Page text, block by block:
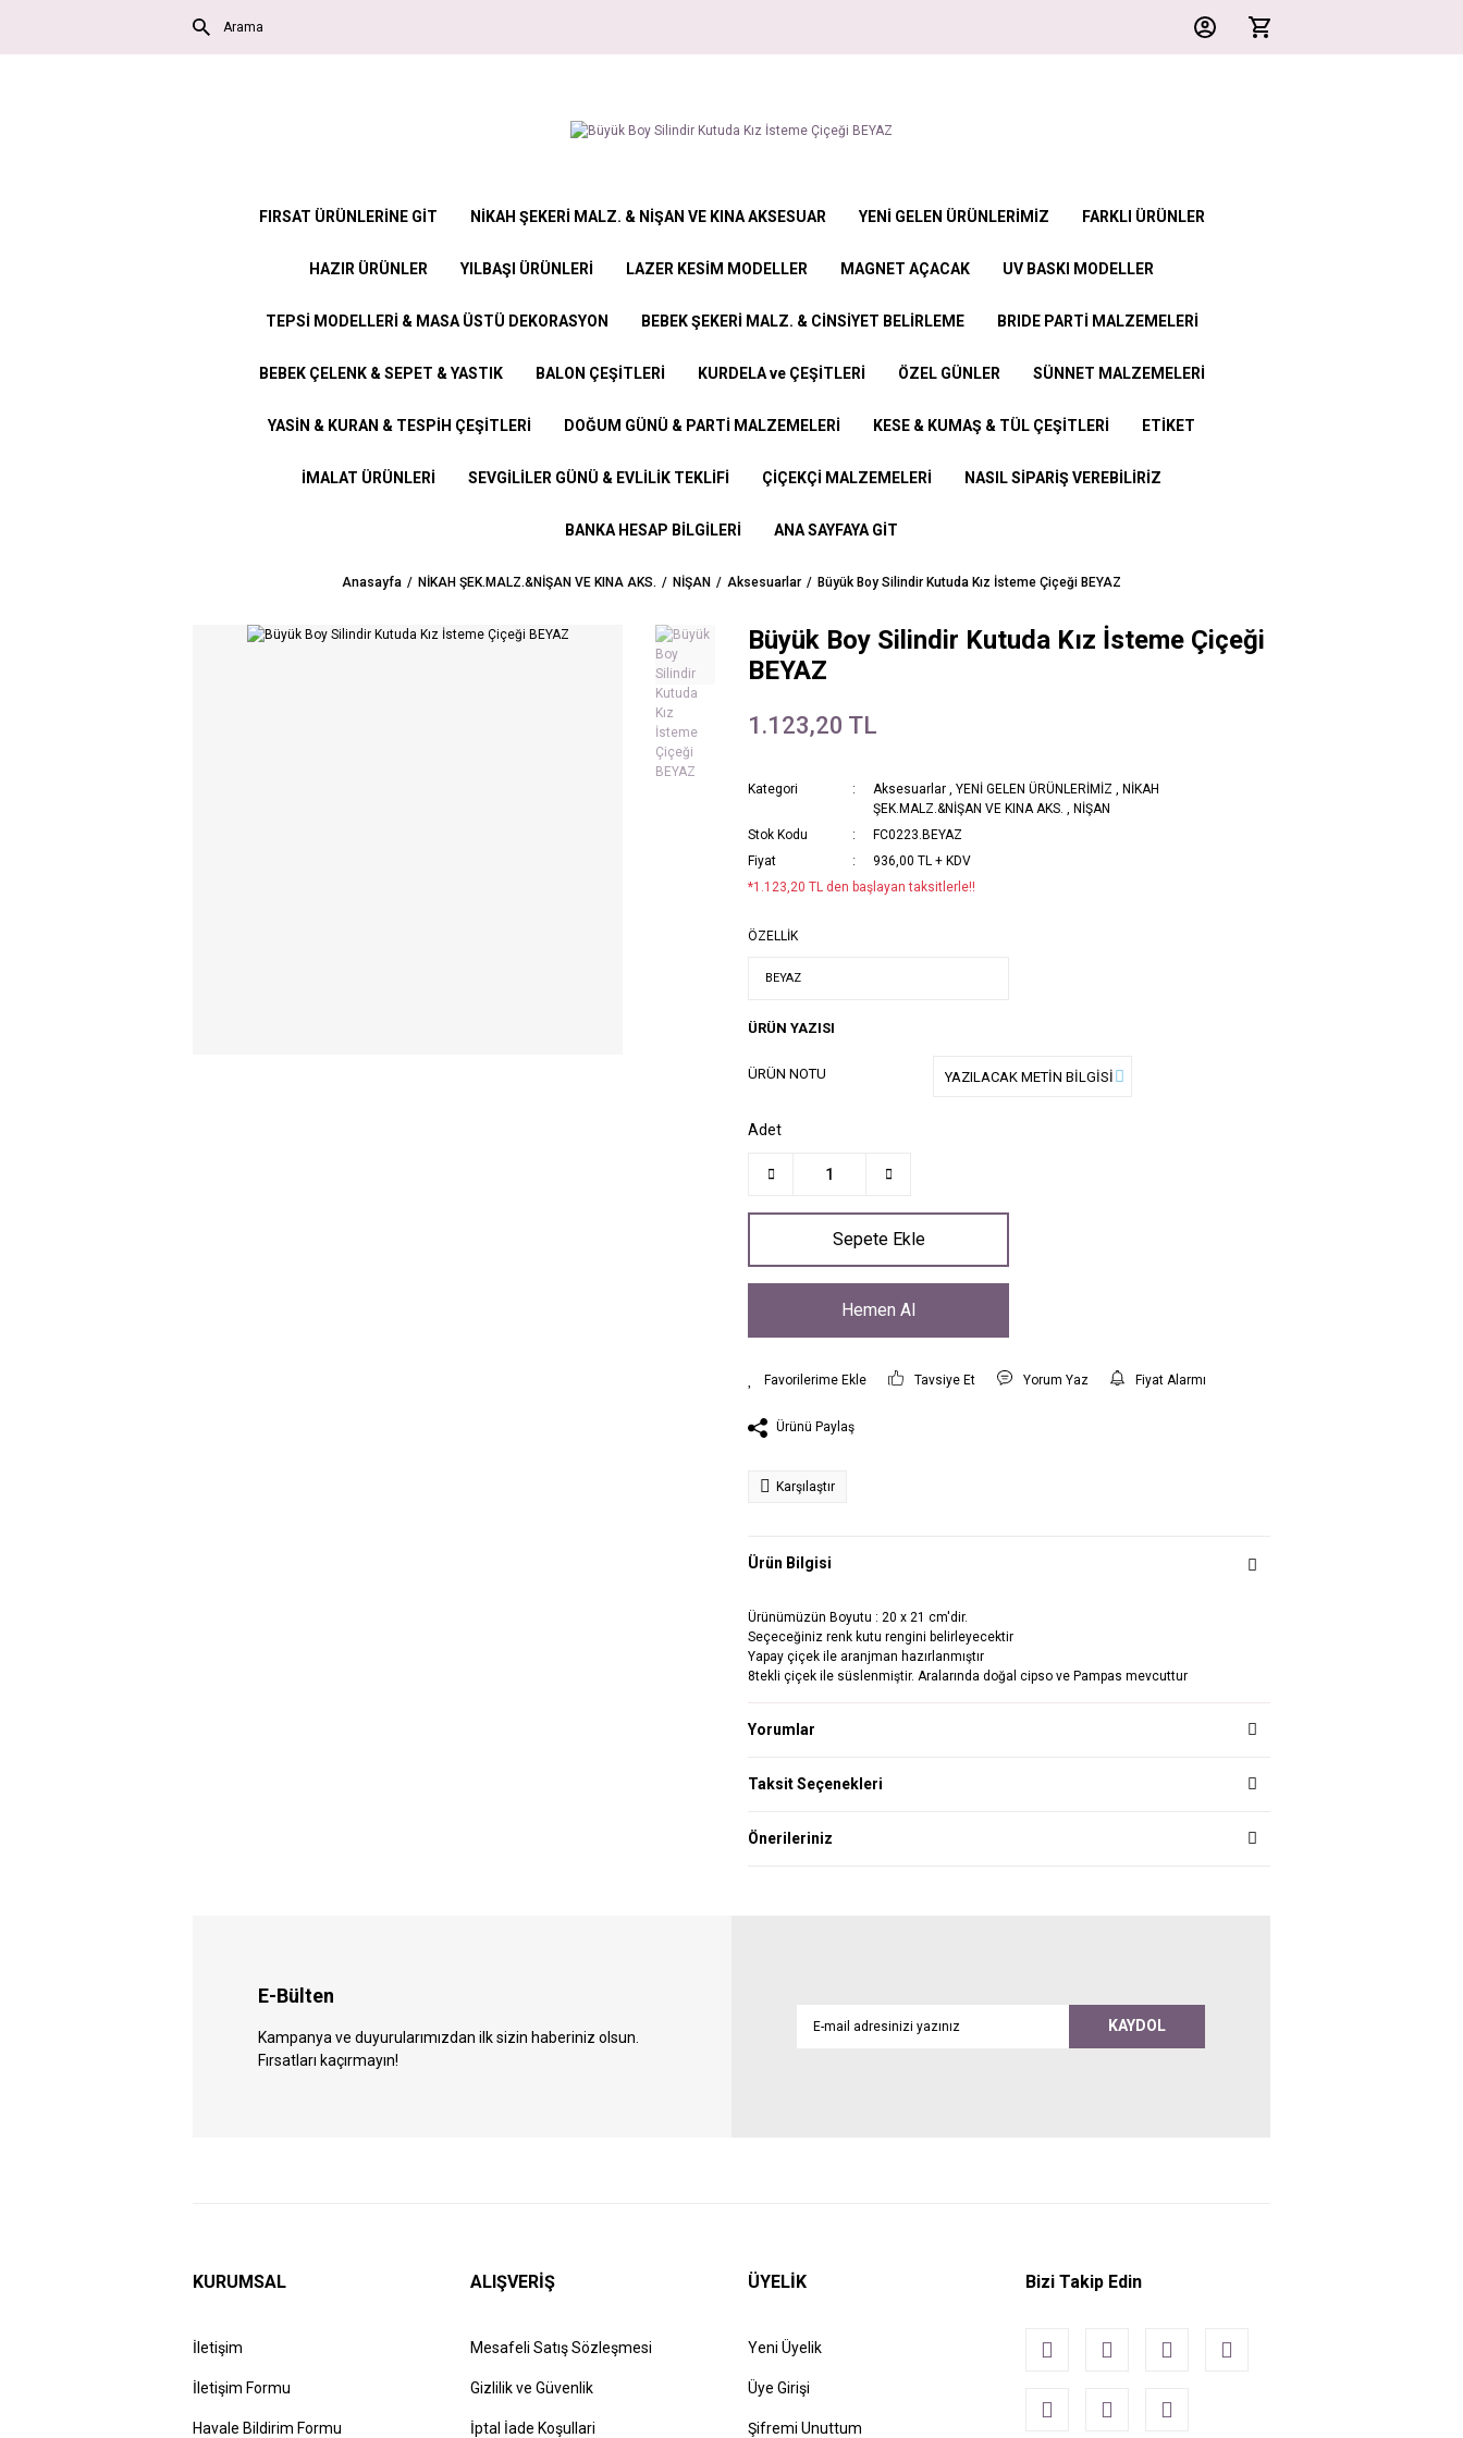
FIRSAT ÜRÜNLERİNE GİT NİKAH ŞEKERİ MALZ. & NİŞAN VE KINA AKSESUAR YENİ GELEN ÜRÜNLERİMİZ FARKLI ÜRÜNLER
HAZIR ÜRÜNLER YILBAŞI ÜRÜNLERİ LAZER KESİM MODELLER MAGNET AÇACAK UV BASKI MODELLER
TEPSİ MODELLERİ & MASA ÜSTÜ DEKORASYON BEBEK ŞEKERİ MALZ. & CİNSİYET BELİRLEME BRIDE PARTİ MALZEMELERİ
BEBEK ÇELENK & SEPET & YASTIK BALON ÇEŞİTLERİ KURDELA ve ÇEŞİTLERİ ÖZEL GÜNLER SÜNNET MALZEMELERİ
YASİN & KURAN & TESPİH ÇEŞİTLERİ DOĞUM GÜNÜ & PARTİ MALZEMELERİ KESE & KUMAŞ & TÜL ÇEŞİTLERİ ETİKET
İMALAT ÜRÜNLERİ SEVGİLİLER GÜNÜ & EVLİLİK TEKLİFİ ÇİÇEKÇİ MALZEMELERİ NASIL SİPARİŞ VEREBİLİRİZ
BANKA HESAP BİLGİLERİ ANA SAYFAYA GİT
Anasayfa NİKAH ŞEK.MALZ.&NİŞAN VE KINA AKS. NİŞAN Aksesuarlar Büyük Boy Silindir Kutuda Kız İsteme Çiçeği BEYAZ
Büyük Boy Silindir Kutuda Kız İsteme Çiçeği
BEYAZ
1.123,20 TL
Kategori Aksesuarlar , YENİ GELEN ÜRÜNLERİMİZ , NİKAH
ŞEK.MALZ.&NİŞAN VE KINA AKS. , NİŞAN
Stok Kodu
FC0223.BEYAZ
Fiyat
936,00 TL + KDV
*1.123,20 TL den başlayan taksitlerle!!
ÖZELLİK
ÜRÜN YAZISI
ÜRÜN NOTU
Adet
Sepete Ekle
Hemen Al
Tavsiye Et Yorum Yaz Fiyat Alarmı
Ürünü Paylaş
Karşılaştır
Ürün Bilgisi
Ürünümüzün Boyutu : 20 x 21 cm'dir.
Seçeceğiniz renk kutu rengini belirleyecektir
Yapay çiçek ile aranjman hazırlanmıştır
8tekli çiçek ile süslenmiştir. Aralarında doğal cipso ve Pampas mevcuttur
Yorumlar
Taksit Seçenekleri
Önerileriniz
E-Bülten
Kampanya ve duyurularımızdan ilk sizin haberiniz olsun.
Fırsatları kaçırmayın!
KAYDOL
KURUMSAL
İletişim
İletişim Formu
Havale Bildirim Formu
ALIŞVERİŞ
Mesafeli Satış Sözleşmesi
Gizlilik ve Güvenlik
İptal İade Koşullari
ÜYELİK
Yeni Üyelik
Üye Girişi
Şifremi Unuttum
Bizi Takip Edin